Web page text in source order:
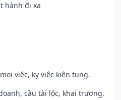
hành đi xa
việc, kỵ việc kiện tụng.
cầu tài lộc, khai trương.